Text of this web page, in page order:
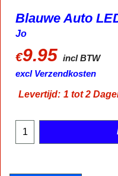
Blauwe Auto
Jo
€9.95 incl BTW
excl Verzendkosten
Levertijd: 1 tot 2